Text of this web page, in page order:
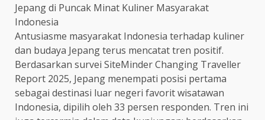
Jepang di Puncak Minat Kuliner Masyarakat
Indonesia
Antusiasme masyarakat Indonesia terhadap kuliner
dan budaya Jepang terus mencatat tren positif.
Berdasarkan survei SiteMinder Changing Traveller
Report 2025, Jepang menempati posisi pertama
sebagai destinasi luar negeri favorit wisatawan
Indonesia, dipilih oleh 33 persen responden. Tren ini